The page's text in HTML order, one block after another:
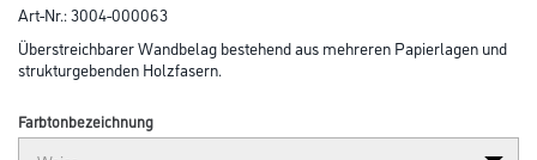
Art-Nr.:3004-000063
Überstreichbarer Wandbelag bestehend aus mehreren Papierlagen und
strukturgebenden Holzfasern.
Farbtonbezeichnung